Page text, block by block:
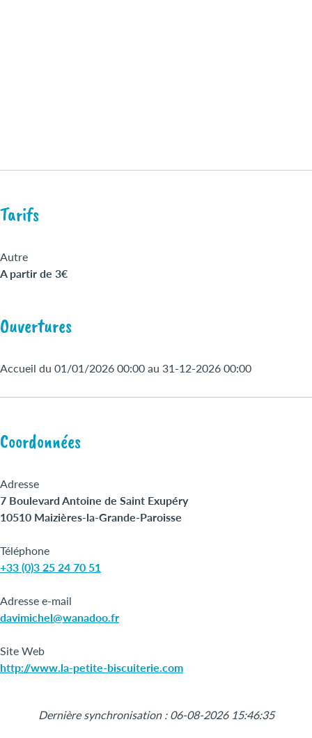
Tarifs
Autre
A partir de 3€
Ouvertures
Accueil du 01/01/2026 00:00 au 31-12-2026 00:00
Coordonnées
Adresse
7 Boulevard Antoine de Saint Exupéry
10510 Maizières-la-Grande-Paroisse
Téléphone
+33 (0)3 25 24 70 51
Adresse e-mail
davimichel@wanadoo.fr
Site Web
http://www.la-petite-biscuiterie.com
Dernière synchronisation : 06-08-2026 15:46:35